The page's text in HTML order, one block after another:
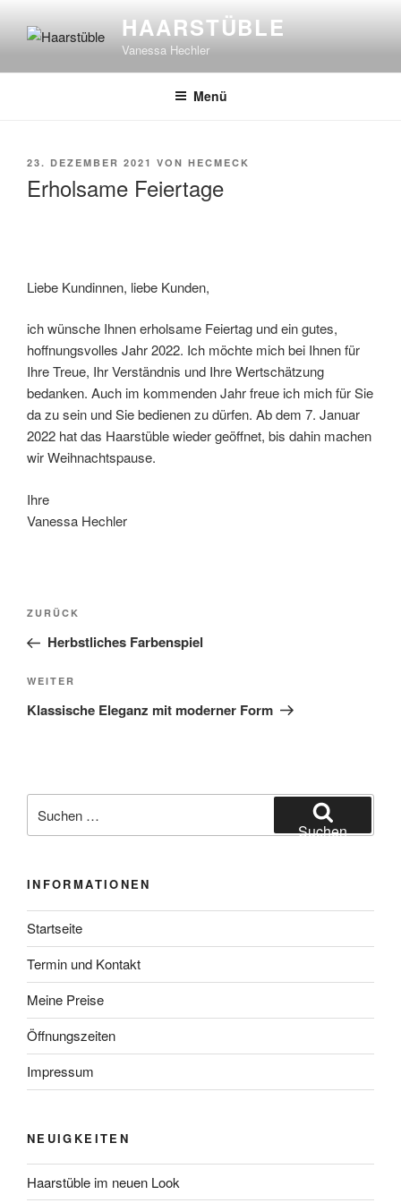
Inhalt
HAARSTÜBLE
Vanessa Hechler
Menü
VERÖFFENTLICHT
23. DEZEMBER 2021 VON HECMECK
Erholsame Feiertage
Liebe Kundinnen, liebe Kunden,
ich wünsche Ihnen erholsame Feiertag und ein gutes,
hoffnungsvolles Jahr 2022. Ich möchte mich bei Ihnen für
Ihre Treue, Ihr Verständnis und Ihre Wertschätzung
bedanken. Auch im kommenden Jahr freue ich mich für Sie
da zu sein und Sie bedienen zu dürfen. Ab dem 7. Januar
2022 hat das Haarstüble wieder geöffnet, bis dahin machen
wir Weihnachtspause.
Ihre
Vanessa Hechler
Beitragsnavigation
Vorheriger
Beitrag
ZURÜCK
Herbstliches Farbenspiel
Nächster
Beitrag
WEITER
Klassische Eleganz mit moderner Form
nach:
Suchen
INFORMATIONEN
Startseite
Termin und Kontakt
Meine Preise
Öffnungszeiten
Impressum
NEUIGKEITEN
Haarstüble im neuen Look